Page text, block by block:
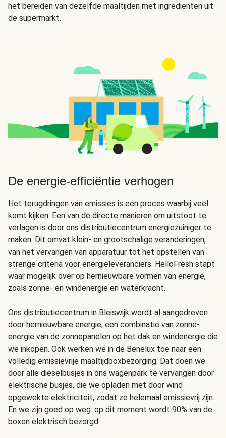
het bereiden van dezelfde maaltijden met ingrediënten uit
de supermarkt.
De energie-efficiëntie verhogen
Het terugdringen van emissies is een proces waarbij veel
komt kijken. Een van de directe manieren om uitstoot te
verlagen is door ons distributiecentrum energiezuiniger te
maken. Dit omvat klein- en grootschalige veranderingen,
van het vervangen van apparatuur tot het opstellen van
strenge criteria voor energieleveranciers. HelloFresh stapt
waar mogelijk over op hernieuwbare vormen van energie,
zoals zonne- en windenergie en waterkracht.
Ons distributiecentrum in Bleiswijk wordt al aangedreven
door hernieuwbare energie; een combinatie van zonne-
energie van de zonnepanelen op het dak en windenergie die
we inkopen. Ook werken we in de Benelux toe naar een
volledig emissievrije maaltijdboxbezorging. Dat doen we
door alle dieselbusjes in ons wagenpark te vervangen door
elektrische busjes, die we opladen met door wind
opgewekte elektriciteit, zodat ze helemaal emissievrij zijn.
En we zijn goed op weg: op dit moment wordt 90% van de
boxen elektrisch bezorgd.